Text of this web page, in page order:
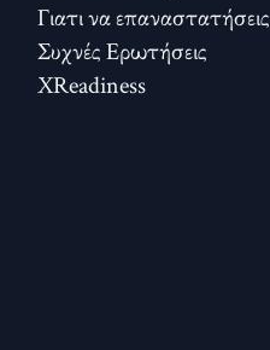
Γιατι να επαναστατήσεις
Συχνές Ερωτήσεις
XReadiness